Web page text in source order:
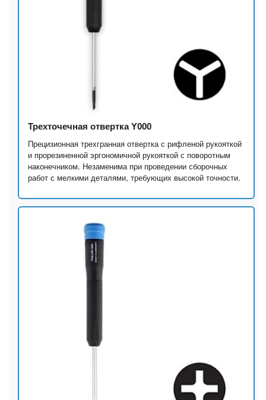
Трехточечная отвертка Y000
Прецизионная трехгранная отвертка с рифленой рукояткой
и прорезиненной эргономичной рукояткой с поворотным
наконечником. Незаменима при проведении сборочных
работ с мелкими деталями, требующих высокой точности.